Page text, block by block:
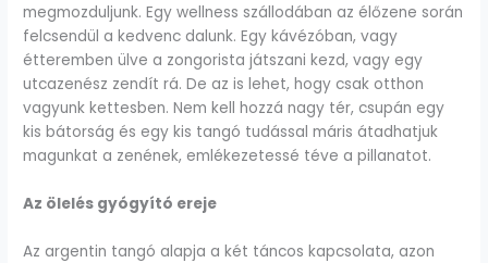
megmozduljunk. Egy wellness szállodában az élőzene során
felcsendül a kedvenc dalunk. Egy kávézóban, vagy
étteremben ülve a zongorista játszani kezd, vagy egy
utcazenész zendít rá. De az is lehet, hogy csak otthon
vagyunk kettesben. Nem kell hozzá nagy tér, csupán egy
kis bátorság és egy kis tangó tudással máris átadhatjuk
magunkat a zenének, emlékezetessé téve a pillanatot.
Az ölelés gyógyító ereje
Az argentin tangó alapja a két táncos kapcsolata, azon